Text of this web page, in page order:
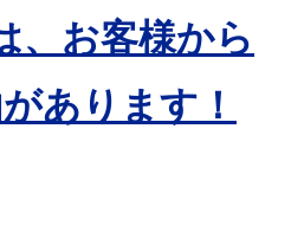
、お客様から
あります！